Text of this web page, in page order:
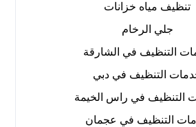
تنظيف مياه خزانات
جلي الرخام
التنظيف في الشارقة
التنظيف في دبي
التنظيف في راس الخيمة
التنظيف في عجمان